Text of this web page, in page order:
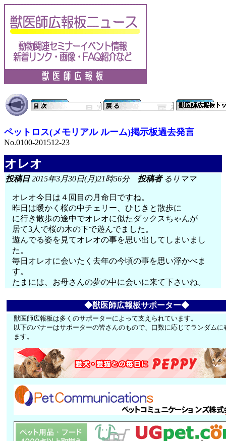
ペットロス(メモリアル ルーム)掲示板過去発言
No.0100-201512-23
オレオ
投稿日2015年3月30日(月)21時56分 投稿者るりママ
オレオ今日は４回目の月命日ですね。
昨日は暖かく桜の中チェリー、ひじきと散歩に
に行き散歩の途中でオレオに似たダックスちゃんが
居て3人で桜の木の下で遊んでました。
遊んでる姿を見てオレオの事を思い出してしまいまし
た。
毎日オレオに会いたく去年の今頃の事を思い浮かべま
す。
たまには、お母さんの夢の中に会いに来て下さいね。
◆獣医師広報板サポーター◆
獣医師広報板は多くのサポーターによって支えられています。
以下のバナーはサポーターの皆さんのもので、口数に応じてランダムに
ます。